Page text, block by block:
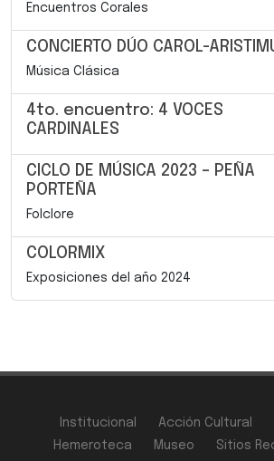
Encuentros Corales
CONCIERTO DÚO CAROL-
Música Clásica
4to. encuentro: 4 VOCES
CARDINALES
CICLO DE MÚSICA 2023 – PEÑA
PORTEÑA
Folclore
COLORMIX
Exposiciones del año 2024
Institucional Acción Cultural
Hemeroteca
Museo Sitios